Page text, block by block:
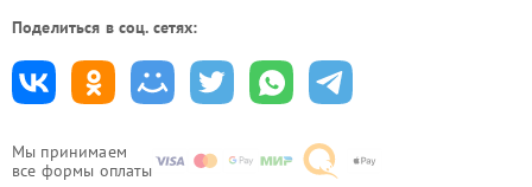
Мы принимаем
все формы оплаты
Поделиться в соц. сетях: